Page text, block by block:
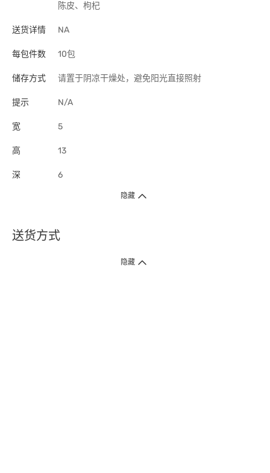
陈皮、枸杞
送货详情 NA
每包件数 10包
储存方式 请置于阴凉干燥处，避免阳光直接照射
提示 N/A
宽 5
高 13
深 6
隐藏
送货方式
1. 送货到府（受卫生署条例规管产品除外 ）
隐藏